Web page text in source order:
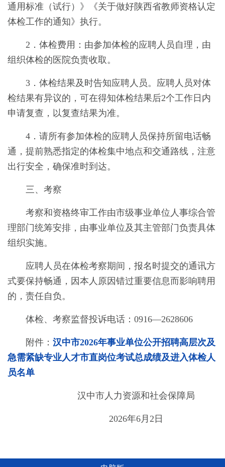
通用标准（试行）》《关于做好陕西省教师资格认定
体检工作的通知》执行。
2．体检费用：由参加体检的应聘人员自理，由
组织体检的医院负责收取。
3．体检结果及时告知应聘人员。应聘人员对体
检结果有异议的，可在得知体检结果后2个工作日内
申请复查，以复查结果为准。
4．请所有参加体检的应聘人员保持所留电话畅
通，提前熟悉指定的体检集中地点和交通路线，注意
出行安全，确保准时到达。
三、考察
考察和资格终审工作由市级事业单位人事综合管
理部门统筹安排，由事业单位及其主管部门负责具体
组织实施。
应聘人员在体检考察期间，报名时提交的通讯方
式要保持畅通，因本人原因错过重要信息而影响聘用
的，责任自负。
体检、考察监督投诉电话：0916—2628606
附件： 汉中市2026年事业单位公开招聘高层次及
急需紧缺专业人才市直岗位考试总成绩及进入体检人
员名单
汉中市人力资源和社会保障局
2026年6月 2 日